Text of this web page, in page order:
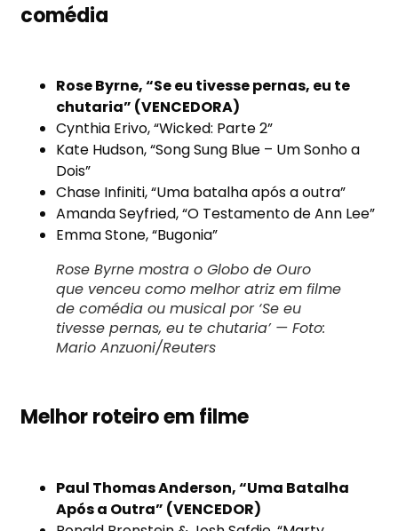
comédia
Rose Byrne, “Se eu tivesse pernas, eu te
chutaria” (VENCEDORA)
Cynthia Erivo, “Wicked: Parte 2”
Kate Hudson, “Song Sung Blue – Um Sonho a
Dois”
Chase Infiniti, “Uma batalha após a outra”
Amanda Seyfried, “O Testamento de Ann Lee”
Emma Stone, “Bugonia”
Rose Byrne mostra o Globo de Ouro
que venceu como melhor atriz em filme
de comédia ou musical por ‘Se eu
tivesse pernas, eu te chutaria’ — Foto:
Mario Anzuoni/Reuters
Melhor roteiro em filme
Paul Thomas Anderson, “Uma Batalha
Após a Outra” (VENCEDOR)